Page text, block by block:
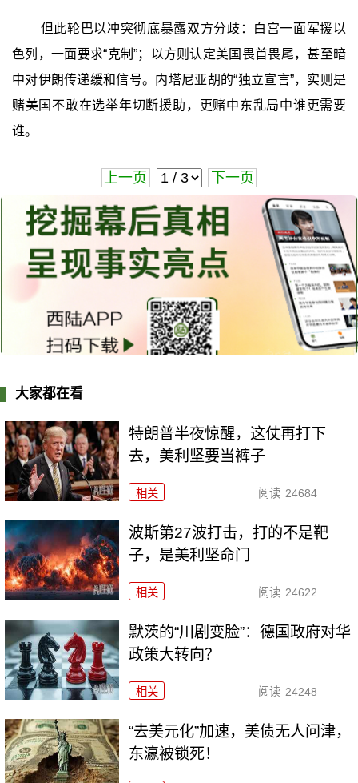
但此轮巴以冲突彻底暴露双方分歧：白宫一面军援以
色列，一面要求“克制”；以方则认定美国畏首畏尾，甚至暗
中对伊朗传递缓和信号。内塔尼亚胡的“独立宣言”，实则是
赌美国不敢在选举年切断援助，更赌中东乱局中谁更需要
谁。
上一页 下一页
大家都在看
特朗普半夜惊醒，这仗再打下
去，美利坚要当裤子
相关 阅读 24684
波斯第27波打击，打的不是靶
子，是美利坚命门
相关 阅读 24622
默茨的“川剧变脸”：德国政府对华
政策大转向？
相关 阅读 24248
“去美元化”加速，美债无人问津，
东瀛被锁死！